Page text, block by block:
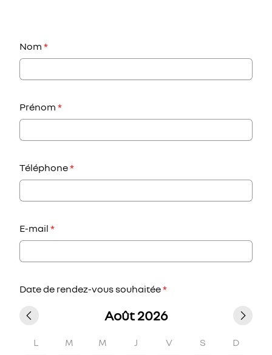
Nom *
Prénom *
Téléphone*
E-mail *
Date de rendez-vous souhaitée*
Août 2026
L M M J V S D